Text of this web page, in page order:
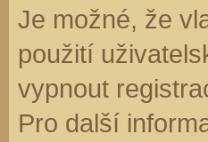
Je možné, že
použití
vypnout
Pro další